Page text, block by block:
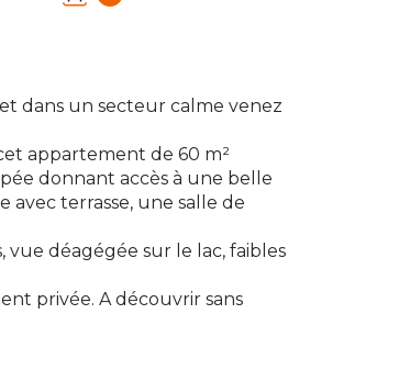
dans un secteur calme venez
appartement de 60 m²
donnant accès à une belle
terrasse, une salle de
vue déagégée sur le lac, faibles
privée. A découvrir sans